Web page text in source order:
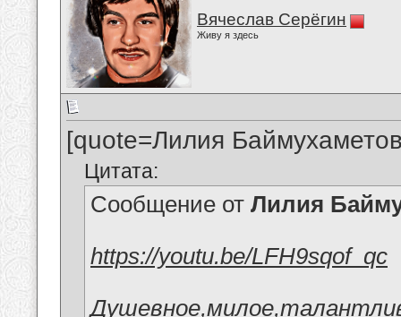
Вячеслав Серёгин
Живу я здесь
[quote=Лилия
Цитата:
Сообщение от Лилия
https://youtu.be/LFH9sqof_qc